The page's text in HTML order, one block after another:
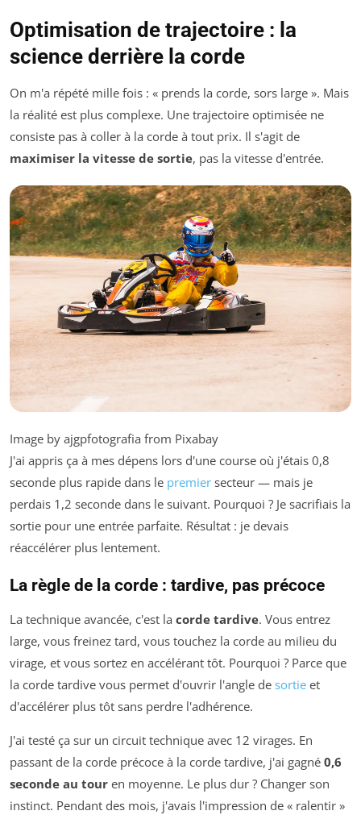
Optimisation de trajectoire : la
science derrière la corde
On m'a répété mille fois : « prends la corde, sors large ». Mais
la réalité est plus complexe. Une trajectoire optimisée ne
consiste pas à coller à la corde à tout prix. Il s'agit de
maximiser la vitesse de sortie, pas la vitesse d'entrée.
Image by ajgpfotografia from Pixabay
J'ai appris ça à mes dépens lors d'une course où j'étais 0,8
seconde plus rapide dans le premier secteur — mais je
perdais 1,2 seconde dans le suivant. Pourquoi ? Je sacrifiais la
sortie pour une entrée parfaite. Résultat : je devais
réaccélérer plus lentement.
La règle de la corde : tardive, pas précoce
La technique avancée, c'est la corde tardive. Vous entrez
large, vous freinez tard, vous touchez la corde au milieu du
virage, et vous sortez en accélérant tôt. Pourquoi ? Parce que
la corde tardive vous permet d'ouvrir l'angle de sortie et
d'accélérer plus tôt sans perdre l'adhérence.
J'ai testé ça sur un circuit technique avec 12 virages. En
passant de la corde précoce à la corde tardive, j'ai gagné 0,6
seconde au tour en moyenne. Le plus dur ? Changer son
instinct. Pendant des mois, j'avais l'impression de « ralentir »